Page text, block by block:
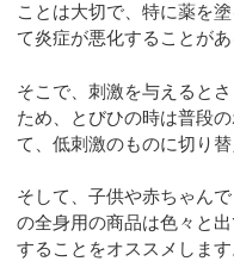
ことは大切で、特に薬を
て炎症が悪化することが
そこで、刺激を与えると
ため、とびひの時は普段
て、低刺激のものに切り
そして、子供や赤ちゃん
の全身用の商品は色々と
することをオススメします